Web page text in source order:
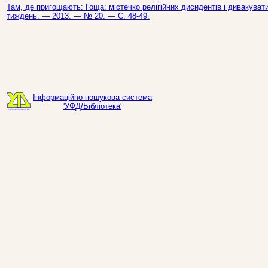
Там, де пригощають: Гоща: містечко релігійних дисидентів і
тиждень. — 2013. — № 20. — С. 48-49.
Інформаційно-пошукова система
'УФД/Бібліотека'